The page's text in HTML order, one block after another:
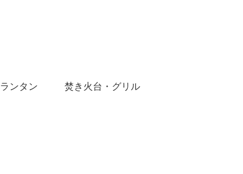
ランタン 焚き火台・グリル